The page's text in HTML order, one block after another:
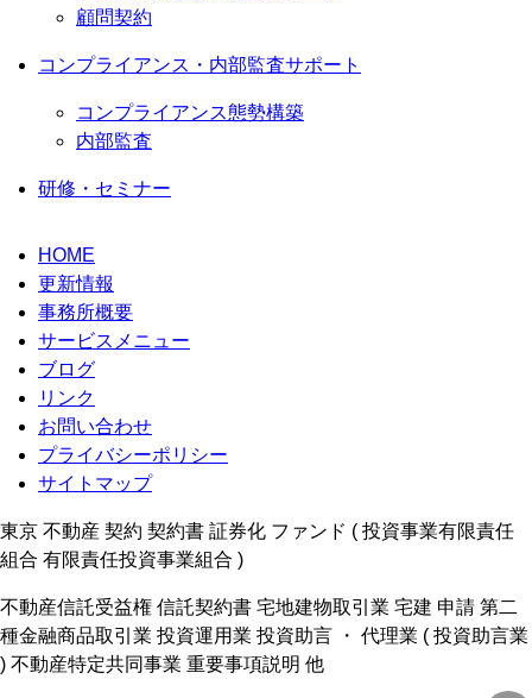
顧問契約
コンプライアンス・内部監査サポート
コンプライアンス態勢構築
内部監査
研修・セミナー
HOME
更新情報
事務所概要
サービスメニュー
ブログ
リンク
お問い合わせ
プライバシーポリシー
サイトマップ
東京 不動産 契約 契約書 証券化 ファンド ( 投資事業有限責任
組合 有限責任投資事業組合 )
不動産信託受益権 信託契約書 宅地建物取引業 宅建 申請 第二
種金融商品取引業 投資運用業 投資助言 ・ 代理業 ( 投資助言業
) 不動産特定共同事業 重要事項説明 他